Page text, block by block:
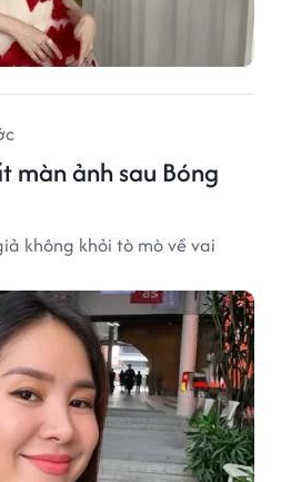
màn ảnh sau Bóng
không khỏi tò mò về vai